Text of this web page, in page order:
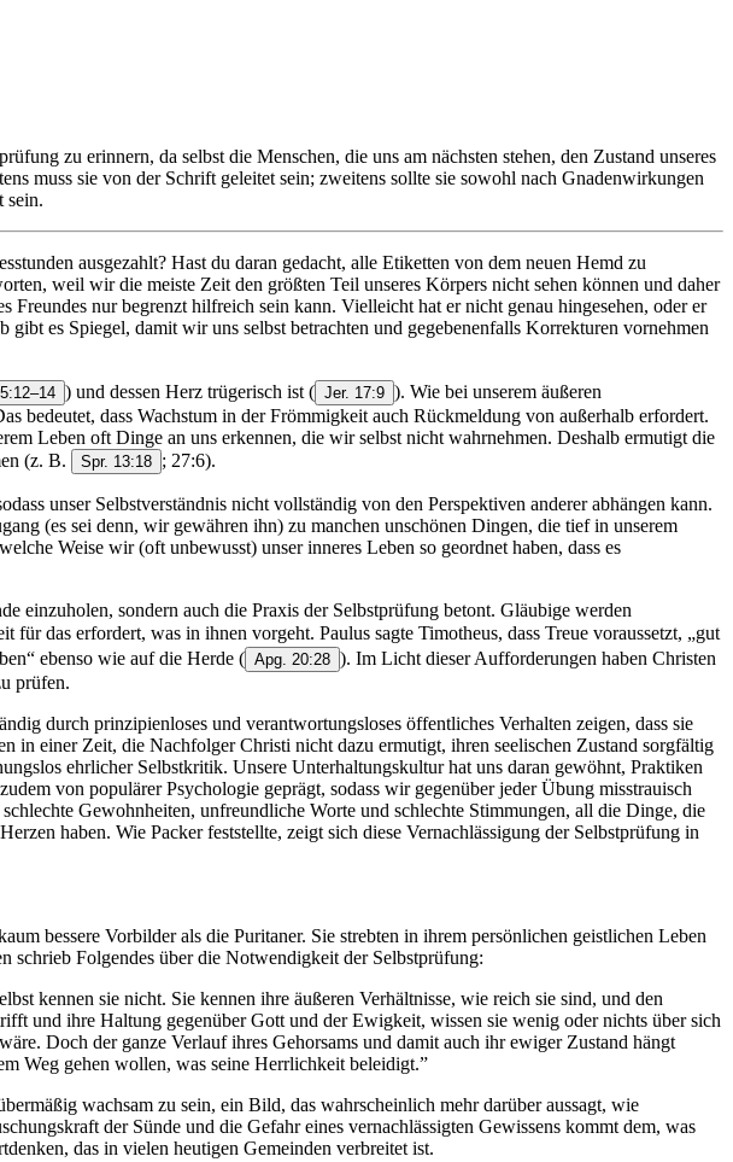
zu erinnern, da selbst die Menschen, die uns am nächsten stehen, den Zustand unseres
muss sie von der Schrift geleitet sein; zweitens sollte sie sowohl nach Gnadenwirkungen
sein.
ausgezahlt? Hast du daran gedacht, alle Etiketten von dem neuen Hemd zu
weil wir die meiste Zeit den größten Teil unseres Körpers nicht sehen können und daher
nur begrenzt hilfreich sein kann. Vielleicht hat er nicht genau hingesehen, oder er
es Spiegel, damit wir uns selbst betrachten und gegebenenfalls Korrekturen vornehmen
) und dessen Herz trügerisch ist ( Jer. 17:9 ). Wie bei unserem äußeren
bedeutet, dass Wachstum in der Frömmigkeit auch Rückmeldung von außerhalb erfordert.
Leben oft Dinge an uns erkennen, die wir selbst nicht wahrnehmen. Deshalb ermutigt die
(z. B.
Spr. 13:18 ; 27:6).
unser Selbstverständnis nicht vollständig von den Perspektiven anderer abhängen kann.
(es sei denn, wir gewähren ihn) zu manchen unschönen Dingen, die tief in unserem
Weise wir (oft unbewusst) unser inneres Leben so geordnet haben, dass es
einzuholen, sondern auch die Praxis der Selbstprüfung betont. Gläubige werden
für das erfordert, was in ihnen vorgeht. Paulus sagte Timotheus, dass Treue voraussetzt, „gut
ebenso wie auf die Herde ( Apg. 20:28 ). Im Licht dieser Aufforderungen haben Christen
prüfen.
durch prinzipienloses und verantwortungsloses öffentliches Verhalten zeigen, dass sie
in einer Zeit, die Nachfolger Christi nicht dazu ermutigt, ihren seelischen Zustand sorgfältig
ehrlicher Selbstkritik. Unsere Unterhaltungskultur hat uns daran gewöhnt, Praktiken
von populärer Psychologie geprägt, sodass wir gegenüber jeder Übung misstrauisch
Gewohnheiten, unfreundliche Worte und schlechte Stimmungen, all die Dinge, die
haben. Wie Packer feststellte, zeigt sich diese Vernachlässigung der Selbstprüfung in
bessere Vorbilder als die Puritaner. Sie strebten in ihrem persönlichen geistlichen Leben
schrieb Folgendes über die Notwendigkeit der Selbstprüfung:
kennen sie nicht. Sie kennen ihre äußeren Verhältnisse, wie reich sie sind, und den
und ihre Haltung gegenüber Gott und der Ewigkeit, wissen sie wenig oder nichts über sich
Doch der ganze Verlauf ihres Gehorsams und damit auch ihr ewiger Zustand hängt
Weg gehen wollen, was seine Herrlichkeit beleidigt.”
wachsam zu sein, ein Bild, das wahrscheinlich mehr darüber aussagt, wie
der Sünde und die Gefahr eines vernachlässigten Gewissens kommt dem, was
das in vielen heutigen Gemeinden verbreitet ist.